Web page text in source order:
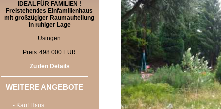
IDEAL FÜR FAMILIEN !
Freistehendes Einfamilienhaus
mit großzügiger Raumaufteilung
in ruhiger Lage
Usingen
Preis: 498.000 EUR
Zu den Details
WEITERE ANGEBOTE
- Kauf Haus